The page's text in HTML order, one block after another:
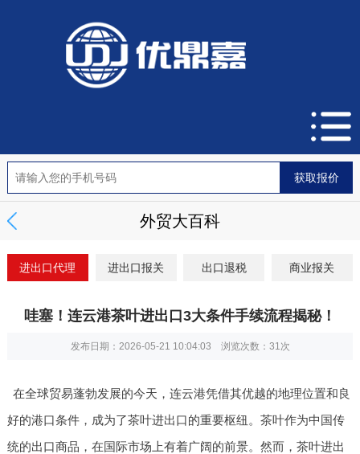
外贸大百科
进出口代理 进出口报关 出口退税 商业报关
哇塞！连云港茶叶进出口3大条件手续流程揭秘！
发布日期：2026-05-21 10:04:03 浏览次数： 31次
在全球贸易蓬勃发展的今天，连云港凭借其优越的地理位置和良
好的港口条件，成为了茶叶进出口的重要枢纽。茶叶作为中国传
统的出口商品，在国际市场上有着广阔的前景。然而，茶叶进出